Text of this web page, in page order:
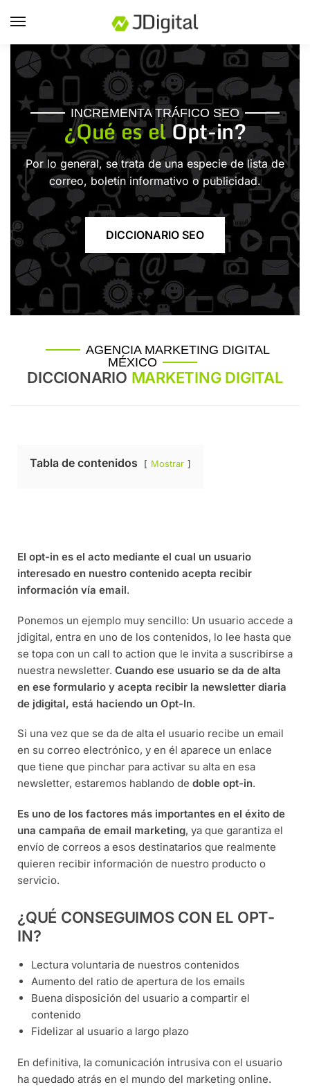
INCREMENTA TRÁFICO SEO
¿Qué es elOpt-in?
Por lo general, se trata de una especie de lista de
correo, boletín informativo o publicidad.
DICCIONARIO SEO
AGENCIA MARKETING DIGITAL
MÉXICO
DICCIONARIO MARKETING DIGITAL
Tabla de contenidos Mostrar
El opt-in es el acto mediante el cual un usuario
interesado en nuestro contenido acepta recibir
información vía email.
Ponemos un ejemplo muy sencillo: Un usuario accede a
jdigital, entra en uno de los contenidos, lo lee hasta que
se topa con un call to action que le invita a suscribirse a
nuestra newsletter. Cuando ese usuario se da de alta
en ese formulario y acepta recibir la newsletter diaria
de jdigital, está haciendo un Opt-In.
Si una vez que se da de alta el usuario recibe un email
en su correo electrónico, y en él aparece un enlace
que tiene que pinchar para activar su alta en esa
newsletter, estaremos hablando de doble opt-in.
Es uno de los factores más importantes en el éxito de
una campaña de email marketing, ya que garantiza el
envío de correos a esos destinatarios que realmente
quieren recibir información de nuestro producto o
servicio.
¿QUÉ CONSEGUIMOS CON EL OPT-
IN?
Lectura voluntaria de nuestros contenidos
Aumento del ratio de apertura de los emails
Buena disposición del usuario a compartir el
contenido
Fidelizar al usuario a largo plazo
En definitiva, la comunicación intrusiva con el usuario
ha quedado atrás en el mundo del marketing online.